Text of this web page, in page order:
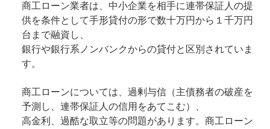
商工ローン業者は、中小企業を相手に連帯保証人の提
供を条件として手形貸付の形で数十万円から１千万円
台まで融資し、
銀行や銀行系ノンバンクからの貸付と区別されていま
す。
商工ローンについては、過剰与信（主債務者の破産を
予測し、連帯保証人の信用をあてこむ）、
高金利、過酷な取立等の問題があります。商工ローン